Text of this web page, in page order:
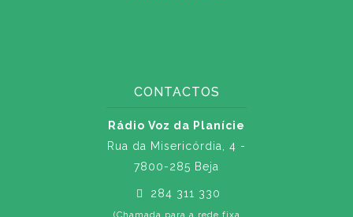
CONTACTOS
Rádio Voz da Planície
Rua da Misericórdia, 4 -
7800-285 Beja
284 311 330